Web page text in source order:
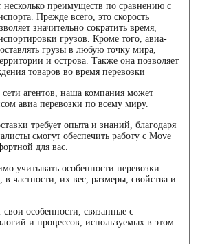
несколько преимуществ по сравнению с
Прежде всего, это скорость
значительно сократить время,
грузов. Кроме того, авиа-
грузы в любую точку мира,
и острова. Также она позволяет
товаров во время перевозки
агентов, наша компания может
авиа перевозки по всему миру.
требует опыта и знаний, благодаря
смогут обеспечить работу с Move
для вас.
учитывать особенности перевозки
в частности, их вес, размеры, свойства и
особенности, связанные с
и процессов, используемых в этом